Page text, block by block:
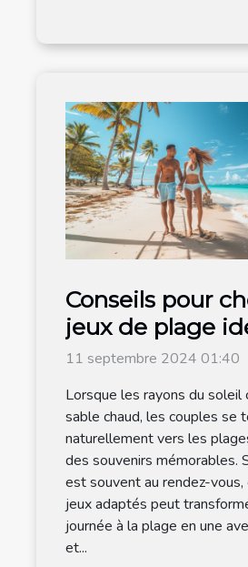
Conseils pour
jeux de plage
pour les couples
11 septembre 2024 01:40
Lorsque les rayons du soleil
sable chaud, les couples se
naturellement vers les
des souvenirs mémorables.
est souvent au rendez-vous,
jeux adaptés peut
journée à la plage en une
et...